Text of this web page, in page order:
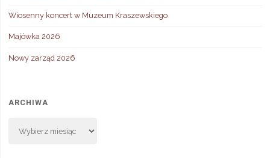
Wiosenny koncert w Muzeum Kraszewskiego
Majówka 2026
Nowy zarząd 2026
ARCHIWA